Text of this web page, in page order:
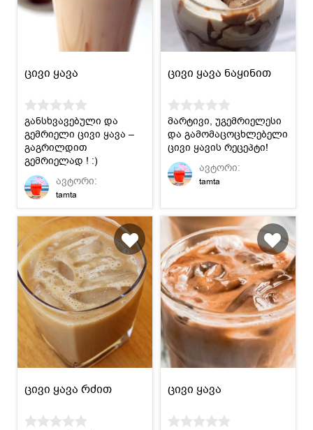
ცივი ყავა
განსხვავებული და
გემრიელი ცივი ყავა –
გაგრილდით
გემრიელად ! :)
ავტორი:
tamta
ცივი ყავა ნაყინით
მარტივი, უგემრიელესი
და გამომაცოცხლებელი
ცივი ყავის რეცეპტი!
ავტორი:
tamta
ცივი ყავა რძით ცივი ყავა